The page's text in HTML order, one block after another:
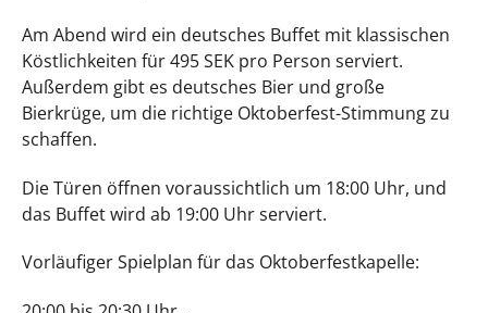
Am Abend wird ein deutsches Buffet mit klassischen
Köstlichkeiten für 495 SEK pro Person serviert.
Außerdem gibt es deutsches Bier und große
Bierkrüge, um die richtige Oktoberfest-Stimmung zu
schaffen.
Die Türen öffnen voraussichtlich um 18:00 Uhr, und
das Buffet wird ab 19:00 Uhr serviert.
Vorläufiger Spielplan für das Oktoberfestkapelle: